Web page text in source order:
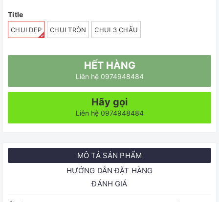
Title
CHUI DẸP CHUI TRÒN CHUI 3 CHẤU
HẾT HÀNG
Liên hệ 0974948484
Hãy gọi
Liên hệ 0974948484
MÔ TẢ SẢN PHẨM
HƯỚNG DẪN ĐẶT HÀNG
ĐÁNH GIÁ